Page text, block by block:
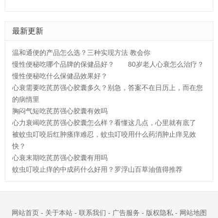
最新更新
温和通便的产品怎么选？三种实现方法 教会你
慢性便秘吃哪个品牌的保健品好？
80岁老人心衰怎么治疗？
慢性便秘吃什么保健品效果好？
心衰需要吃芪苈强心胶囊多久？别急，答案不在日历上，而在您
的病情里
胸闷气短吃芪苈强心胶囊有效吗
心力衰竭吃芪苈强心胶囊怎么样？看懂这几点，心里就有底了
被蚊虫叮咬后红肿瘙痒难忍，蚊虫叮咬用什么药消肿止痒见效
快？
心衰末期吃芪苈强心胶囊有用吗
蚊虫叮咬止痒的中成药什么好用？罗浮山百草油值得推荐
网站首页- 关于本站- 联系我们 - 广告服务 - 版权隐私 - 网站地图